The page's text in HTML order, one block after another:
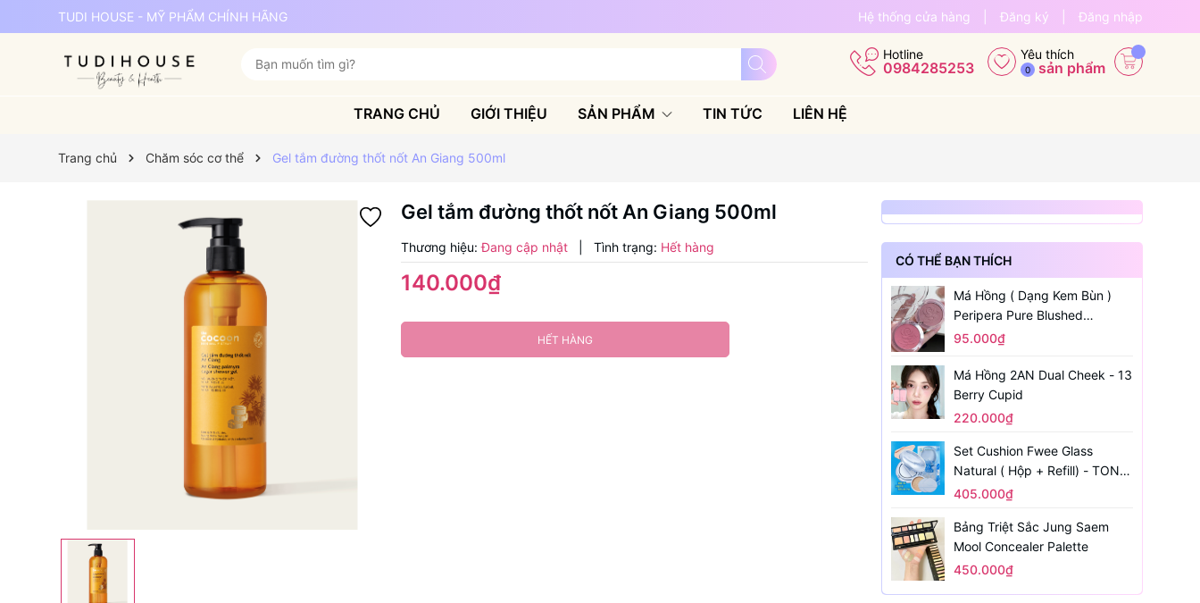
TUDI HOUSE - MỸ PHẨM CHÍNH HÃNG Hệ thống cửa hàng Đăng ký Đăng nhập
Hotline
0984285253
Yêu thích
0 sản phẩm
TRANG CHỦ GIỚI THIỆU SẢN PHẨM TIN TỨC LIÊN HỆ
Trang chủ Chăm sóc cơ thể Gel tắm đường thốt nốt An Giang 500ml
Gel tắm đường thốt nốt An Giang 500ml
Thương hiệu: Đang cập nhật Tình trạng: Hết hàng
140.000₫
HẾT HÀNG
CÓ THỂ BẠN THÍCH
Má Hồng ( Dạng Kem Bùn )
Peripera Pure Blushed
Sunshine Cheek
95.000₫
Má Hồng 2AN Dual Cheek - 13
Berry Cupid
220.000₫
Set Cushion Fwee Glass
Natural ( Hộp + Refill) - TONE
1.5
405.000₫
Bảng Triệt Sắc Jung Saem
Mool Concealer Palette
450.000₫